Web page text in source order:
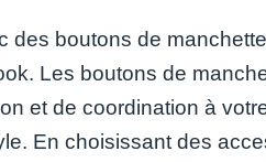
des boutons de
Les boutons de
et de coordination à
En choisissant des